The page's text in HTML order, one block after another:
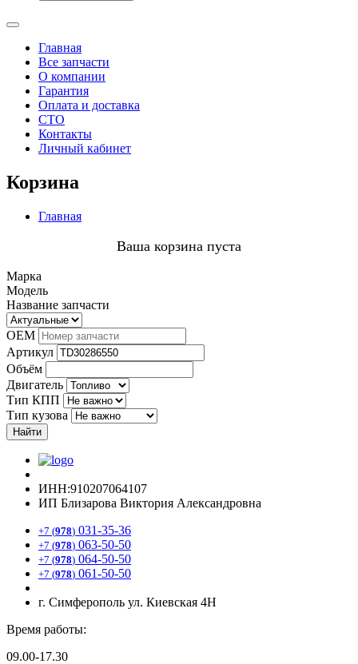
Главная
Все запчасти
О компании
Гарантия
Оплата и доставка
СТО
Контакты
Личный кабинет
Корзина
Главная
Ваша корзина пуста
Марка
Модель
Название запчасти
OEM
Артикул
Объём
Двигатель
Тип КПП
Тип кузова
Найти
ИНН:910207064107
ИП Близарова Виктория Александровна
+7 (978) 031-35-36
+7 (978) 063-50-50
+7 (978) 064-50-50
+7 (978) 061-50-50
г. Симферополь ул. Киевская 4Н
Время работы:
09.00-17.30